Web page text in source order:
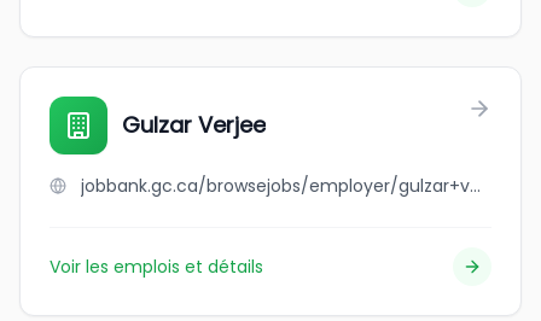
Gulzar Verjee
jobbank.gc.ca/browsejobs/employer/gulzar+verjee/ca
Voir les emplois et détails